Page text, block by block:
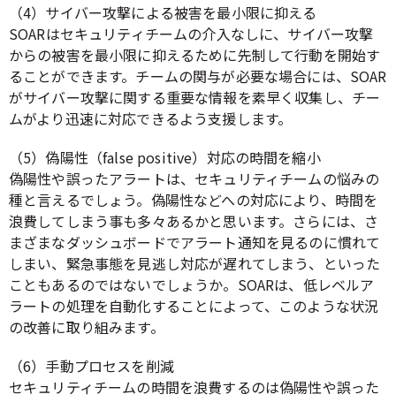
（4）サイバー攻撃による被害を最小限に抑える
SOARはセキュリティチームの介入なしに、サイバー攻撃
からの被害を最小限に抑えるために先制して行動を開始す
ることができます。チームの関与が必要な場合には、SOAR
がサイバー攻撃に関する重要な情報を素早く収集し、チー
ムがより迅速に対応できるよう支援します。
（5）偽陽性（false positive）対応の時間を縮小
偽陽性や誤ったアラートは、セキュリティチームの悩みの
種と言えるでしょう。偽陽性などへの対応により、時間を
浪費してしまう事も多々あるかと思います。さらには、さ
まざまなダッシュボードでアラート通知を見るのに慣れて
しまい、緊急事態を見逃し対応が遅れてしまう、といった
こともあるのではないでしょうか。SOARは、低レベルア
ラートの処理を自動化することによって、このような状況
の改善に取り組みます。
（6）手動プロセスを削減
セキュリティチームの時間を浪費するのは偽陽性や誤った